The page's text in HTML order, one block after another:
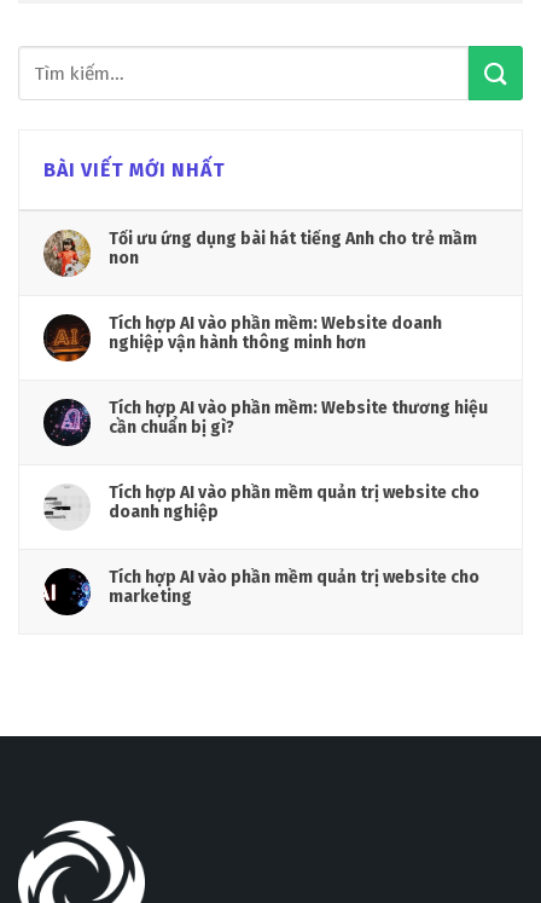
BÀI VIẾT MỚI NHẤT
Tối ưu ứng dụng bài hát tiếng Anh cho trẻ mầm
non
Tích hợp AI vào phần mềm: Website doanh
nghiệp vận hành thông minh hơn
Tích hợp AI vào phần mềm: Website thương hiệu
cần chuẩn bị gì?
Tích hợp AI vào phần mềm quản trị website cho
doanh nghiệp
Tích hợp AI vào phần mềm quản trị website cho
marketing